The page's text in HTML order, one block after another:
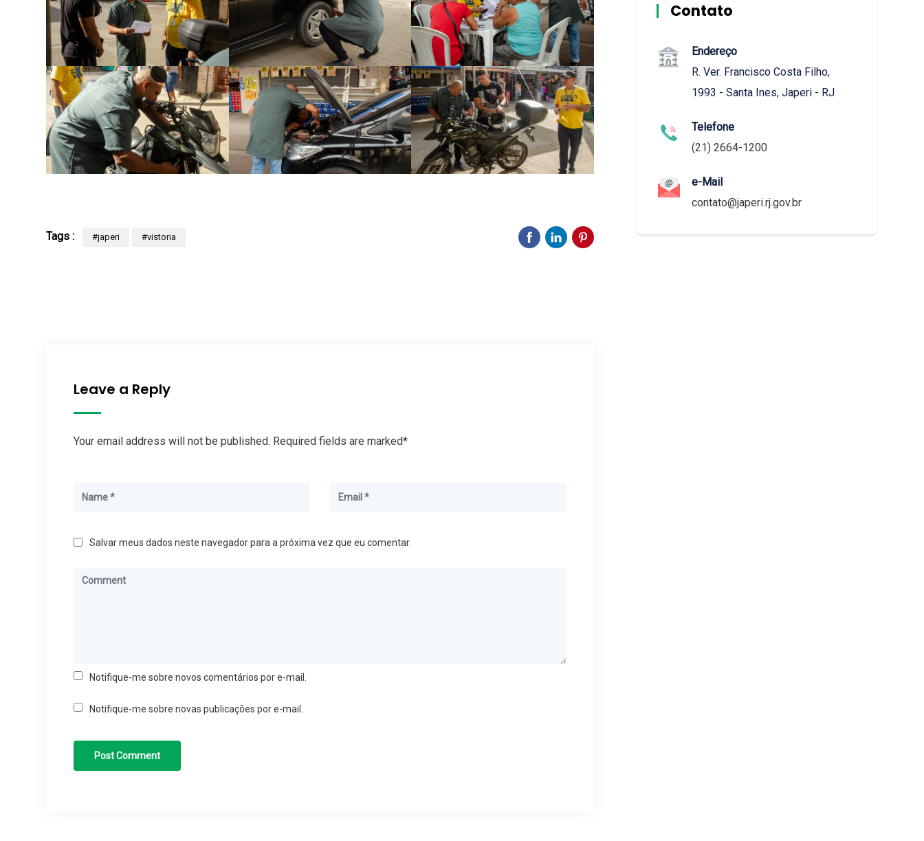
Tags : #japeri #vistoria
Leave a Reply
Your email address will not be published. Required fields are marked*
Salvar meus dados neste navegador para a próxima vez que eu comentar.
Notifique-me sobre novos comentários por e-mail.
Notifique-me sobre novas publicações por e-mail.
Contato
Endereço
R. Ver. Francisco Costa Filho,
1993 - Santa Ines, Japeri - RJ
Telefone
(21) 2664-1200
e-Mail
contato@japeri.rj.gov.br